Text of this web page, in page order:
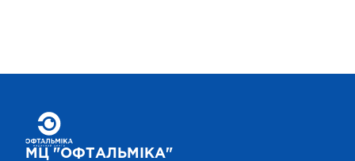
МЦ "ОФТАЛЬМІКА"